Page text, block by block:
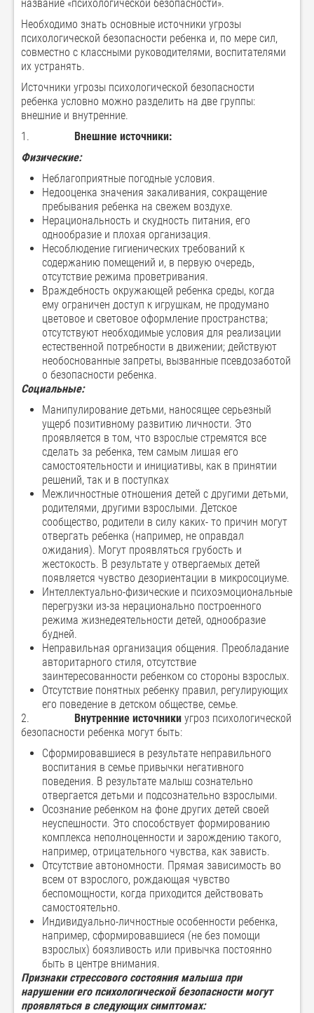
название «психологической безопасности».
Необходимо знать основные источники угрозы
психологической безопасности ребенка и, по мере сил,
совместно с классными руководителями, воспитателями
их устранять.
Источники угрозы психологической безопасности
ребенка условно можно разделить на две группы:
внешние и внутренние.
1. Внешние источники:
Физические:
Неблагоприятные погодные условия.
Недооценка значения закаливания, сокращение
пребывания ребенка на свежем воздухе.
Нерациональность и скудность питания, его
однообразие и плохая организация.
Несоблюдение гигиенических требований к
содержанию помещений и, в первую очередь,
отсутствие режима проветривания.
Враждебность окружающей ребенка среды, когда
ему ограничен доступ к игрушкам, не продумано
цветовое и световое оформление пространства;
отсутствуют необходимые условия для реализации
естественной потребности в движении; действуют
необоснованные запреты, вызванные псевдозаботой
о безопасности ребенка.
Социальные:
Манипулирование детьми, наносящее серьезный
ущерб позитивному развитию личности. Это
проявляется в том, что взрослые стремятся все
сделать за ребенка, тем самым лишая его
самостоятельности и инициативы, как в принятии
решений, так и в поступках
Межличностные отношения детей с другими детьми,
родителями, другими взрослыми. Детское
сообщество, родители в силу каких- то причин могут
отвергать ребенка (например, не оправдал
ожидания). Могут проявляться грубость и
жестокость. В результате у отвергаемых детей
появляется чувство дезориентации в микросоциуме.
Интеллектуально-физические и психоэмоциональные
перегрузки из-за нерационально построенного
режима жизнедеятельности детей, однообразие
будней.
Неправильная организация общения. Преобладание
авторитарного стиля, отсутствие
заинтересованности ребенком со стороны взрослых.
Отсутствие понятных ребенку правил, регулирующих
его поведение в детском обществе, семье.
2. Внутренние источники угроз психологической
безопасности ребенка могут быть:
Сформировавшиеся в результате неправильного
воспитания в семье привычки негативного
поведения. В результате малыш сознательно
отвергается детьми и подсознательно взрослыми.
Осознание ребенком на фоне других детей своей
неуспешности. Это способствует формированию
комплекса неполноценности и зарождению такого,
например, отрицательного чувства, как зависть.
Отсутствие автономности. Прямая зависимость во
всем от взрослого, рождающая чувство
беспомощности, когда приходится действовать
самостоятельно.
Индивидуально-личностные особенности ребенка,
например, сформировавшиеся (не без помощи
взрослых) боязливость или привычка постоянно
быть в центре внимания.
Признаки стрессового состояния малыша при
нарушении его психологической безопасности могут
проявляться в следующих симптомах: